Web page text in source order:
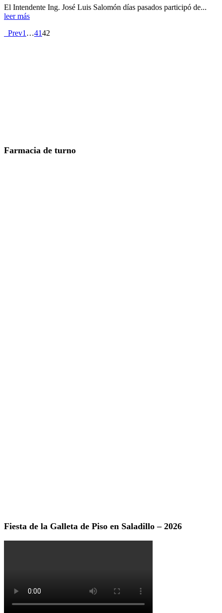
El Intendente Ing. José Luis Salomón días pasados participó de...
leer más
Prev1…4142
Farmacia de turno
Fiesta de la Galleta de Piso en Saladillo – 2026